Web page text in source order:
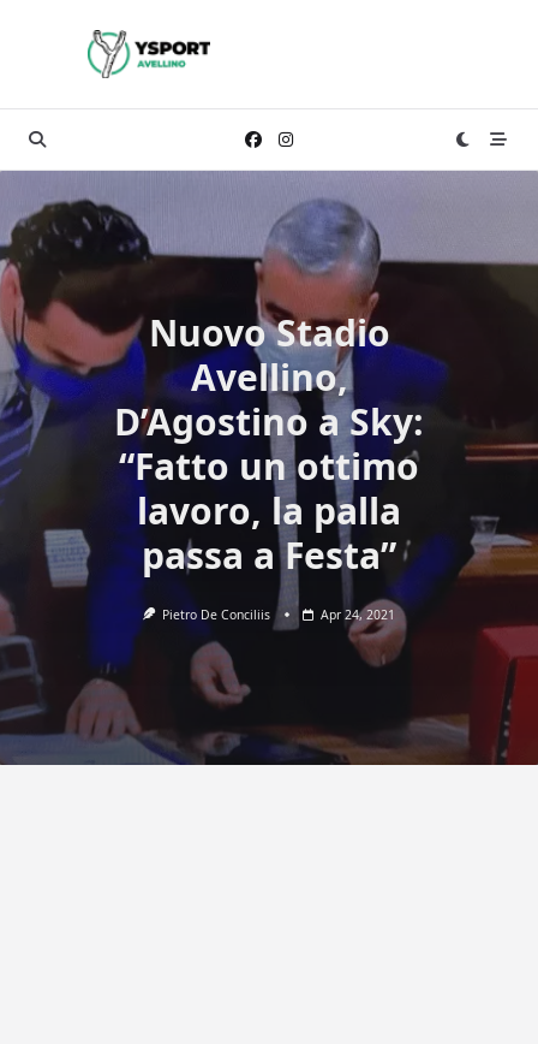
Nuovo Stadio
Avellino,
D’Agostino a Sky:
“Fatto un ottimo
lavoro, la palla
passa a Festa”
Pietro De Conciliis Apr 24, 2021